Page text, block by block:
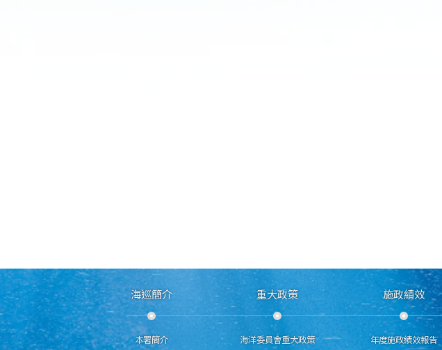
海巡簡介
本署簡介
重大政策
海洋委員會重大政策
施政績效
年度施政績效報告